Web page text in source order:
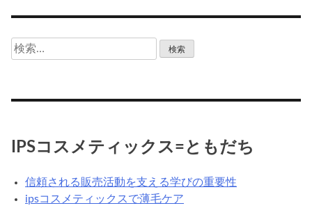
検
索:
IPSコスメティックス=ともだち
信頼される販売活動を支える学びの重要性
ipsコスメティックスで薄毛ケア